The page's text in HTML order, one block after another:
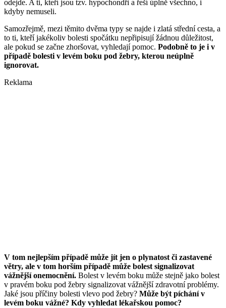
odejde. A ti, kteří jsou tzv. hypochondři a řeší úplně všechno, i
kdyby nemuseli.
Samozřejmě, mezi těmito dvěma typy se najde i zlatá střední cesta, a
to ti, kteří jakékoliv bolesti spočátku nepřipisují žádnou důležitost,
ale pokud se začne zhoršovat, vyhledají pomoc. Podobně to je i v
případě bolesti v levém boku pod žebry, kterou neúplně
ignorovat.​
Reklama
V tom nejlepším případě může jít jen o plynatost či zastavené
větry, ale v tom horším případě může bolest signalizovat
vážnější onemocnění. Bolest v levém boku může stejně jako bolest
v pravém boku pod žebry signalizovat vážnější zdravotní problémy.
Jaké jsou příčiny bolesti vlevo pod žebry? Může být píchání v
levém boku vážné? Kdy vyhledat lékařskou pomoc?